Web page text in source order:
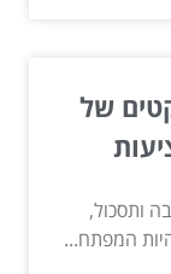
של
ותסכול,
המפתח...